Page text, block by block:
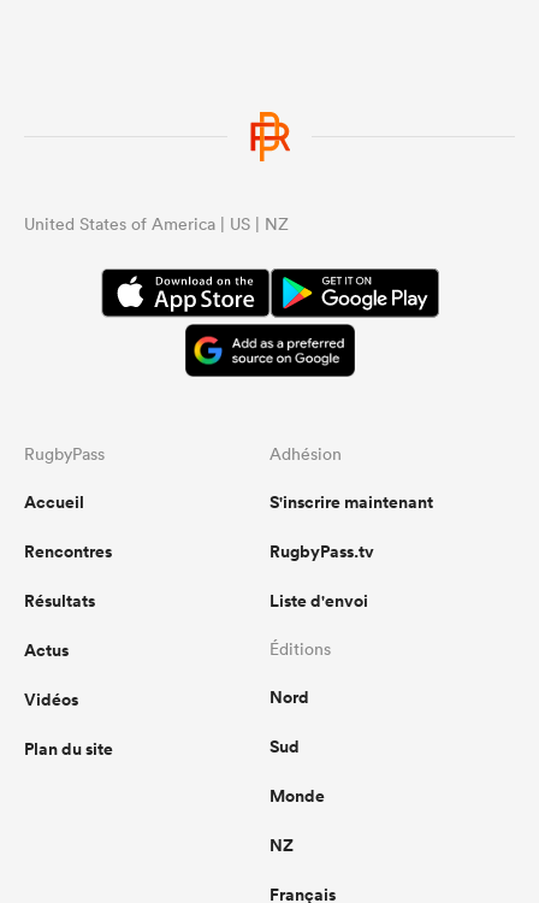
United States of America | US | NZ
RugbyPass
Accueil
Rencontres
Résultats
Actus
Vidéos
Plan du site
Adhésion
S'inscrire maintenant
RugbyPass.tv
Liste d'envoi
Éditions
Nord
Sud
Monde
NZ
Français